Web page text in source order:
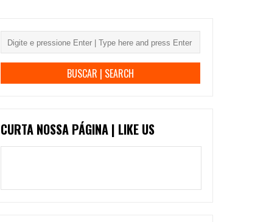
CURTA NOSSA PÁGINA | LIKE US